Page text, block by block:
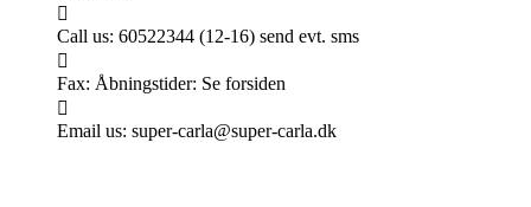

Call us: 60522344 (12-16) send evt. sms

Fax: Åbningstider: Se forsiden

Email us: super-carla@super-carla.dk